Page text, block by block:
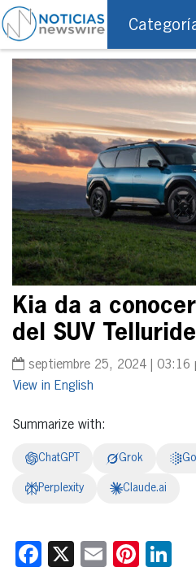
Kia da a
del SUV
septiembre 25, 2024 | 03:16
English
Summarize with:
ChatGPT Grok
Perplexity Claude.ai
Facebook
X Email